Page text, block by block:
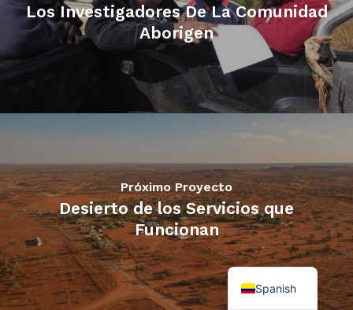
Los Investigadores De La Comunidad
Aborigen
Próximo Proyecto
Desierto de los Servicios que
Funcionan
Spanish
English